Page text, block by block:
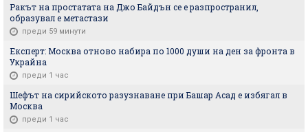
Ракът на простатата на Джо Байдън се е разпространил,
образувал е метастази
преди 59 минути
Експерт: Москва отново набира по 1000 души на ден за фронта в
Украйна
преди 1 час
Шефът на сирийското разузнаване при Башар Асад е избягал в
Москва
преди 1 час